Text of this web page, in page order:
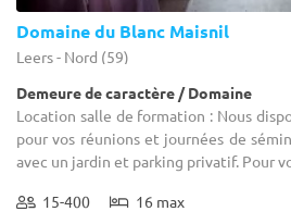
Domaine du Blanc Maisnil
Leers - Nord (59)
Demeure de caractère / Domaine
Location salle de formation : Nous
pour vos réunions et journées de
avec un jardin et parking privatif. Pour
15-400 16 max